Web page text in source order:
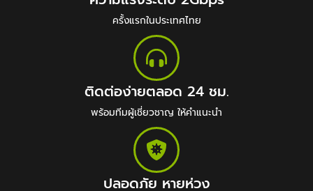
ครั้งแรกในประเทศไทย
ติดต่อง่ายตลอด 24 ชม.
พร้อมทีมผู้เชี่ยวชาญ ให้คำแนะนำ
ปลอดภัย หายห่วง